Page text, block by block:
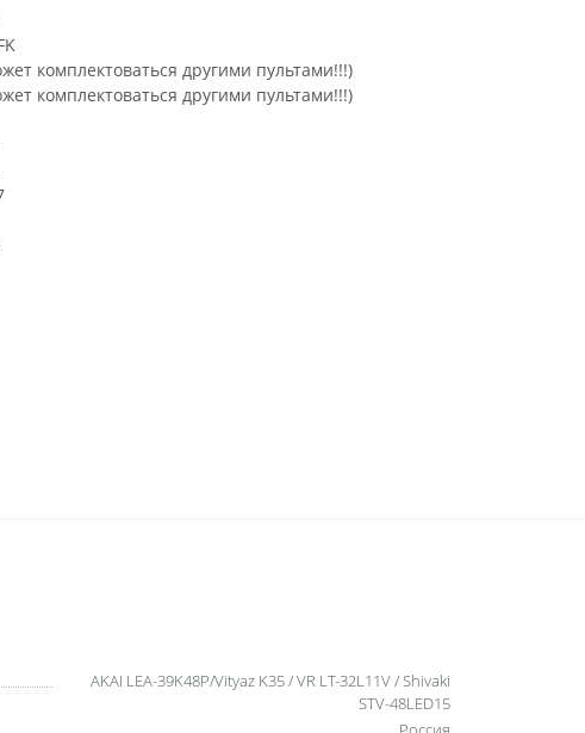
комплектоваться другими пультами!!!)
комплектоваться другими пультами!!!)
AKAI LEA-39K48P/Vityaz K35 / VR LT-32L11V / Shivaki
STV-48LED15